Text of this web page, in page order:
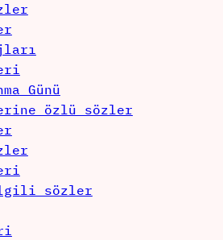
Günü
özlü sözler
sözler